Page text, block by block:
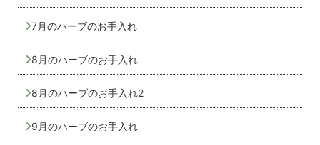
7月のハーブのお手入れ
8月のハーブのお手入れ
8月のハーブのお手入れ2
9月のハーブのお手入れ